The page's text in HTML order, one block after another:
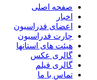
صفحه اصلی
اخبار
اعضای فدراسیون
چارت فدراسیون
هیئت های استانها
گالری عکس
گالری فیلم
تماس با ما